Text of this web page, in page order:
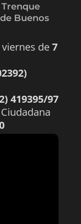
Buenos
de7
419395/97